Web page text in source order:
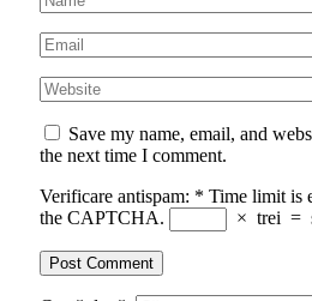
Save my name, email, and
the next time I comment.
Verificare antispam: * Time limit is
the CAPTCHA.
× trei =